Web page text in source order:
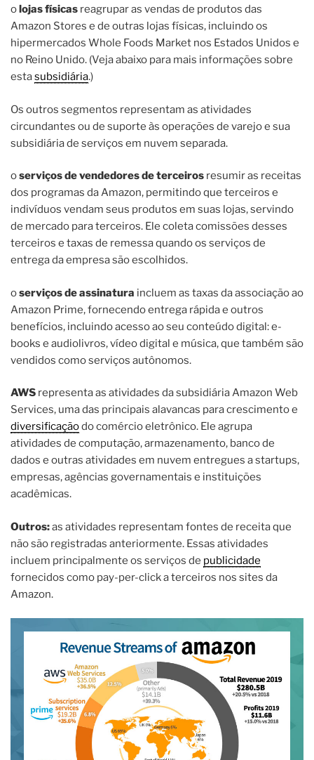
olojas físicas reagrupar as vendas de produtos das
Amazon Stores e de outras lojas físicas, incluindo os
hipermercados Whole Foods Market nos Estados Unidos e
no Reino Unido. (Veja abaixo para mais informações sobre
estasubsidiária.)
Os outros segmentos representam as atividades
circundantes ou de suporte às operações de varejo e sua
subsidiária de serviços em nuvem separada.
oserviços de vendedores de terceiros resumir as receitas
dos programas da Amazon, permitindo que terceiros e
indivíduos vendam seus produtos em suas lojas, servindo
de mercado para terceiros. Ele coleta comissões desses
terceiros e taxas de remessa quando os serviços de
entrega da empresa são escolhidos.
oserviços de assinatura incluem as taxas da associação ao
Amazon Prime, fornecendo entrega rápida e outros
benefícios, incluindo acesso ao seu conteúdo digital: e-
books e audiolivros, vídeo digital e música, que também são
vendidos como serviços autônomos.
AWS representa as atividades da subsidiária Amazon Web
Services, uma das principais alavancas para crescimento e
diversificaçãodo comércio eletrônico. Ele agrupa
atividades de computação, armazenamento, banco de
dados e outras atividades em nuvem entregues a startups,
empresas, agências governamentais e instituições
acadêmicas.
Outros:as atividades representam fontes de receita que
não são registradas anteriormente. Essas atividades
incluem principalmente os serviços de publicidade
fornecidos como pay-per-click a terceiros nos sites da
Amazon.